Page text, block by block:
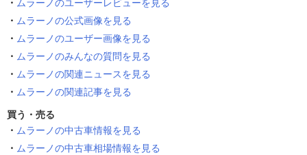
ムラーノのユーザーレビューを見る
ムラーノの公式画像を見る
ムラーノのユーザー画像を見る
ムラーノのみんなの質問を見る
ムラーノの関連ニュースを見る
ムラーノの関連記事を見る
買う・売る
ムラーノの中古車情報を見る
ムラーノの中古車相場情報を見る